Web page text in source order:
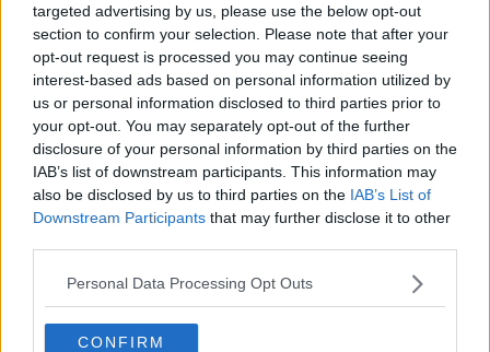
targeted advertising by us, please use the below opt-out
section to confirm your selection. Please note that after your
opt-out request is processed you may continue seeing
interest-based ads based on personal information utilized by
us or personal information disclosed to third parties prior to
your opt-out. You may separately opt-out of the further
disclosure of your personal information by third parties on the
IAB’s list of downstream participants. This information may
also be disclosed by us to third parties on the IAB’s List of
Downstream Participants that may further disclose it to other
Personal Data Processing Opt Outs
CONFIRM
Comunali 2022, la tornata del 'quasi' pareggio in
Toscana - MAPPA
Toscana bruciata dal fuoco e spazzata dal vento
Premio Innovazione a aziende toscane
Raddoppio ferroviario, opera pronta entro il 2025
Che fare in caso di emergenza? Lo insegnano
Cade con il parapendio in mezzo ai boschi
Politica in lutto, morto ex sindaco toscano